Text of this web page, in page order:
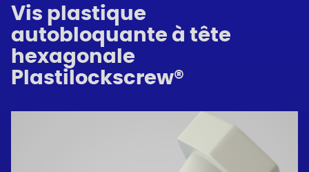
Vis plastique
autobloquante à tête
hexagonale
Plastilockscrew®